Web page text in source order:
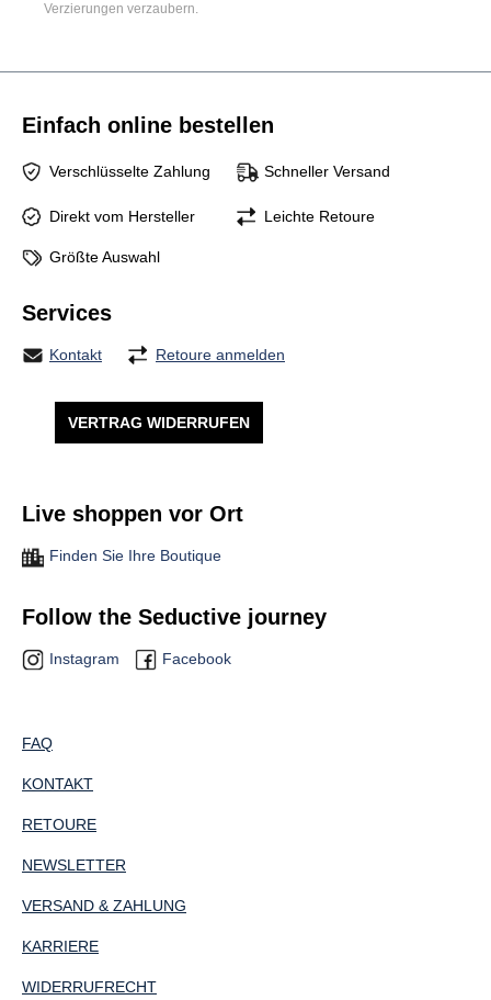
Verzierungen verzaubern.
Einfach online bestellen
Verschlüsselte Zahlung Schneller Versand
Direkt vom Hersteller Leichte Retoure
Größte Auswahl
Services
Kontakt Retoure anmelden
VERTRAG WIDERRUFEN
Live shoppen vor Ort
Finden Sie Ihre Boutique
Follow the Seductive journey
Instagram Facebook
FAQ
KONTAKT
RETOURE
NEWSLETTER
VERSAND & ZAHLUNG
KARRIERE
WIDERRUFRECHT